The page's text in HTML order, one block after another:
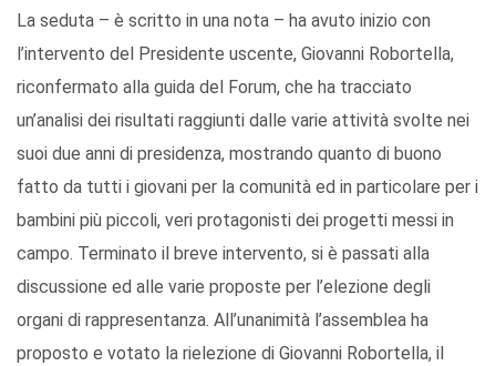
La seduta – è scritto in una nota – ha avuto inizio con
l’intervento del Presidente uscente, Giovanni Robortella,
riconfermato alla guida del Forum, che ha tracciato
un’analisi dei risultati raggiunti dalle varie attività svolte nei
suoi due anni di presidenza, mostrando quanto di buono
fatto da tutti i giovani per la comunità ed in particolare per i
bambini più piccoli, veri protagonisti dei progetti messi in
campo. Terminato il breve intervento, si è passati alla
discussione ed alle varie proposte per l’elezione degli
organi di rappresentanza. All’unanimità l’assemblea ha
proposto e votato la rielezione di Giovanni Robortella, il